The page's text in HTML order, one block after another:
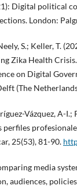
Digital political
London:
S.; Keller, T.
Zika Health
on Digital
(The
Vázquez, A-
perfiles
25(53), 81-90.
media
audiences,